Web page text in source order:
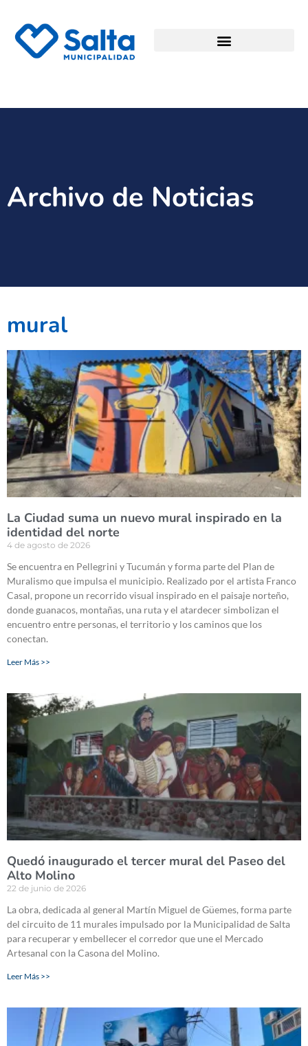
Archivo de Noticias
mural
La Ciudad suma un nuevo mural inspirado en la
identidad del norte
4 de agosto de 2026
Se encuentra en Pellegrini y Tucumán y forma parte del Plan de
Muralismo que impulsa el municipio. Realizado por el artista Franco
Casal, propone un recorrido visual inspirado en el paisaje norteño,
donde guanacos, montañas, una ruta y el atardecer simbolizan el
encuentro entre personas, el territorio y los caminos que los
conectan.
Leer Más >>
Quedó inaugurado el tercer mural del Paseo del
Alto Molino
22 de junio de 2026
La obra, dedicada al general Martín Miguel de Güemes, forma parte
del circuito de 11 murales impulsado por la Municipalidad de Salta
para recuperar y embellecer el corredor que une el Mercado
Artesanal con la Casona del Molino.
Leer Más >>